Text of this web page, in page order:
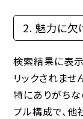
2. 魅力に欠
検索結果に表
リックされませ
特にありがち
プル構成で、他